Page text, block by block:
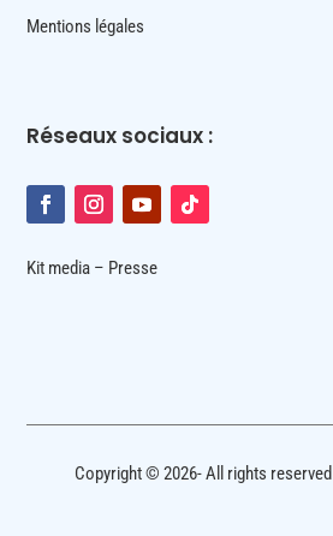
Mentions légales
Réseaux sociaux :
Kit media – Presse
Copyright © 2026- All rights